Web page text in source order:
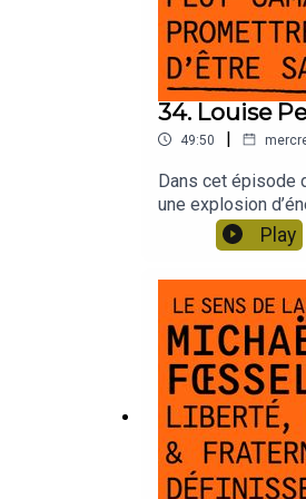
34. Louise
49:50 |
Dans cet épisode
une explosion
d’heure",
reggaeton
sens de la fête",
Williams
Play